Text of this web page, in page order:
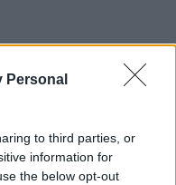
Personal
to third parties, or
information for
the below opt-out